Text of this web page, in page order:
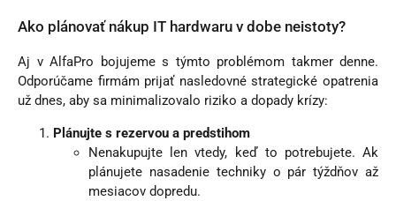
Ako plánovať nákup IT hardwaru v dobe neistoty?
Aj v AlfaPro bojujeme s týmto problémom takmer denne.
Odporúčame firmám prijať nasledovné strategické opatrenia
už dnes, aby sa minimalizovalo riziko a dopady krízy:
Plánujte s rezervou a predstihom
Nenakupujte len vtedy, keď to potrebujete. Ak
plánujete nasadenie techniky o pár týždňov až
mesiacov dopredu.